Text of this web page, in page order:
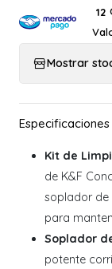
12
Mostrar
Kit de
de K&F
soplador de
para
Soplador
potente